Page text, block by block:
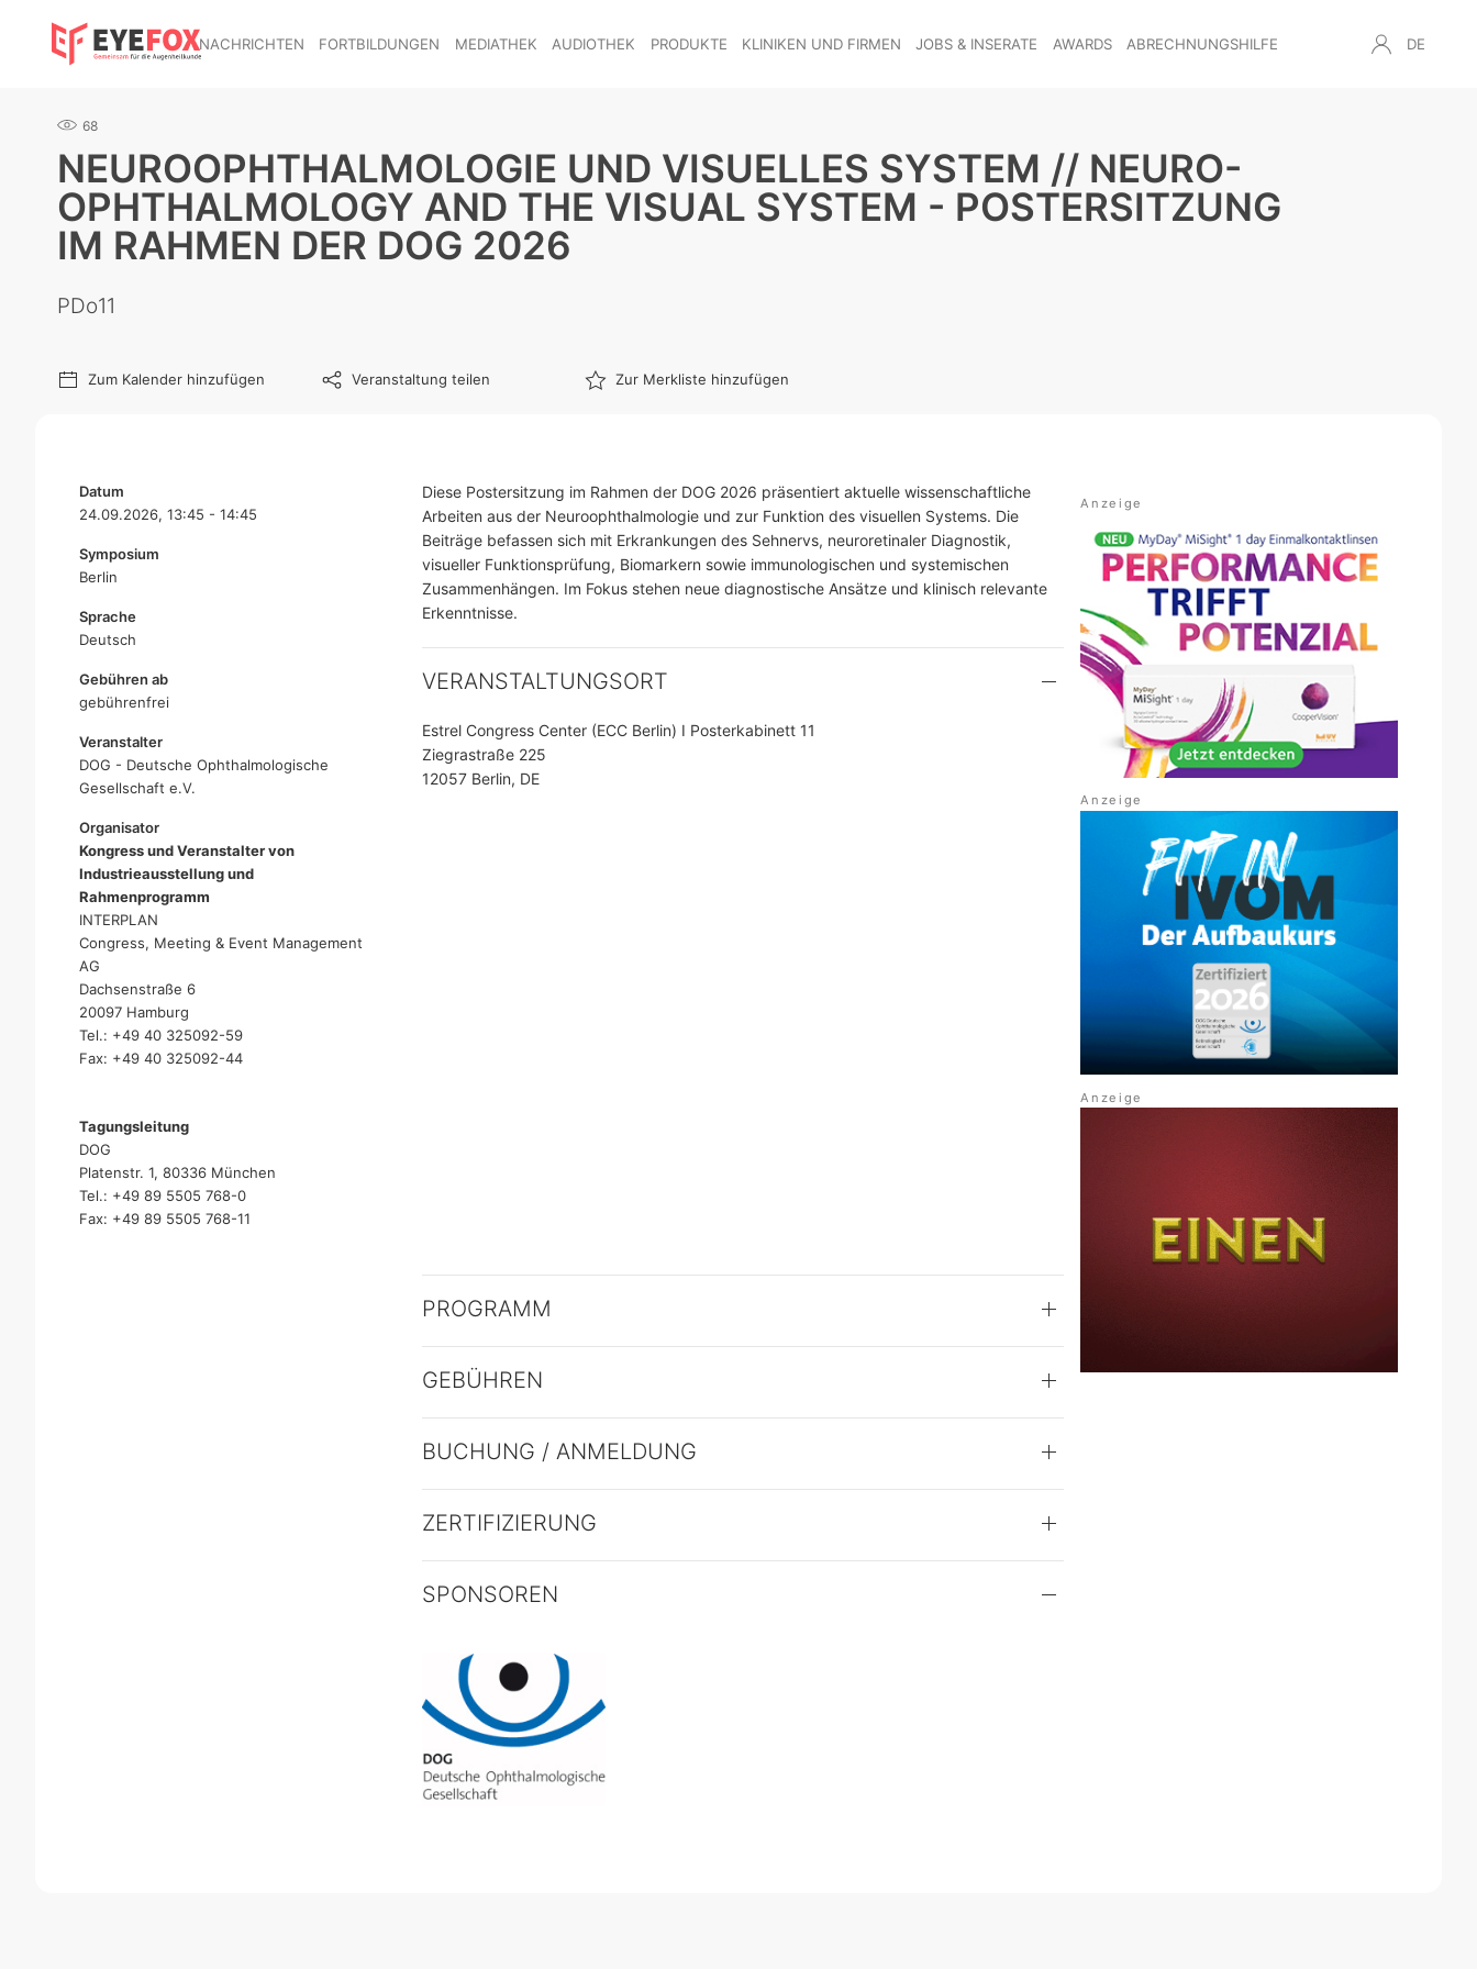
NACHRICHTEN FORTBILDUNGEN MEDIATHEK AUDIOTHEK PRODUKTE KLINIKEN UND FIRMEN JOBS & INSERATE AWARDS ABRECHNUNGSHILFE DE
68
NEUROOPHTHALMOLOGIE UND VISUELLES SYSTEM // NEURO-
OPHTHALMOLOGY AND THE VISUAL SYSTEM - POSTERSITZUNG
IM RAHMEN DER DOG 2026
PDo11
Zum Kalender hinzufügen Veranstaltung teilen Zur Merkliste hinzufügen
Datum
24.09.2026, 13:45 - 14:45
Symposium
Berlin
Sprache
Deutsch
Gebühren ab
gebührenfrei
Veranstalter
DOG - Deutsche Ophthalmologische
Gesellschaft e.V.
Organisator
Kongress und Veranstalter von
Industrieausstellung und
Rahmenprogramm
INTERPLAN
Congress, Meeting & Event Management
AG
Dachsenstraße 6
20097 Hamburg
Tel.: +49 40 325092-59
Fax: +49 40 325092-44
Tagungsleitung
DOG
Platenstr. 1, 80336 München
Tel.: +49 89 5505 768-0
Fax: +49 89 5505 768-11
Diese Postersitzung im Rahmen der DOG 2026 präsentiert aktuelle wissenschaftliche
Arbeiten aus der Neuroophthalmologie und zur Funktion des visuellen Systems. Die
Beiträge befassen sich mit Erkrankungen des Sehnervs, neuroretinaler Diagnostik,
visueller Funktionsprüfung, Biomarkern sowie immunologischen und systemischen
Zusammenhängen. Im Fokus stehen neue diagnostische Ansätze und klinisch relevante
Erkenntnisse.
VERANSTALTUNGSORT
Estrel Congress Center (ECC Berlin) I Posterkabinett 11
Ziegrastraße 225
12057 Berlin, DE
PROGRAMM
GEBÜHREN
BUCHUNG / ANMELDUNG
ZERTIFIZIERUNG
SPONSOREN